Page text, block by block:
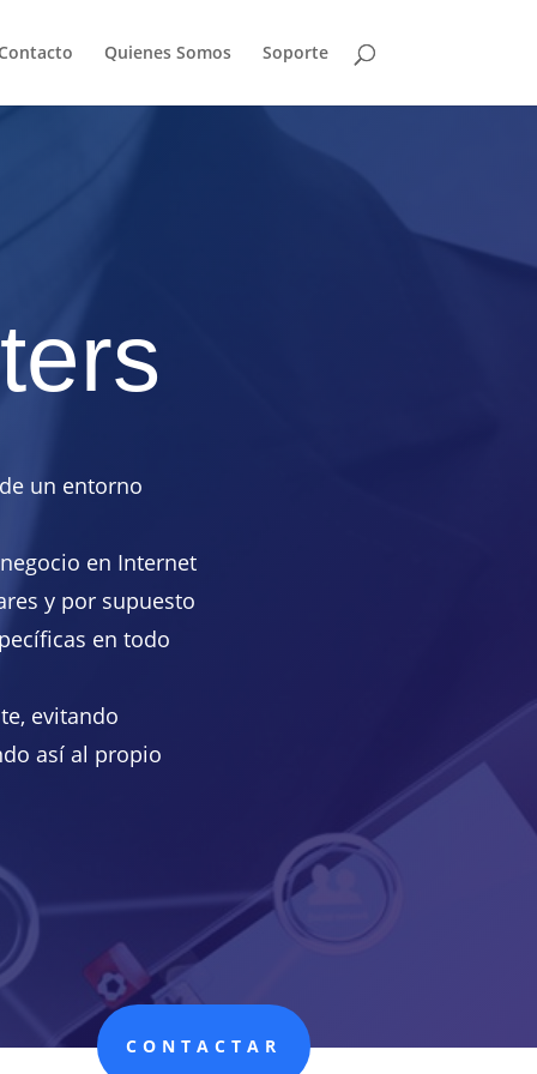
Quienes Somos Soporte
un entorno
en Internet
y por supuesto
en todo
evitando
así al propio
CONTACTAR